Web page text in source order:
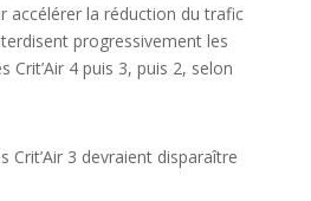
accélérer la réduction du trafic
progressivement les
Crit’Air 4 puis 3, puis 2, selon
Crit’Air 3 devraient disparaître